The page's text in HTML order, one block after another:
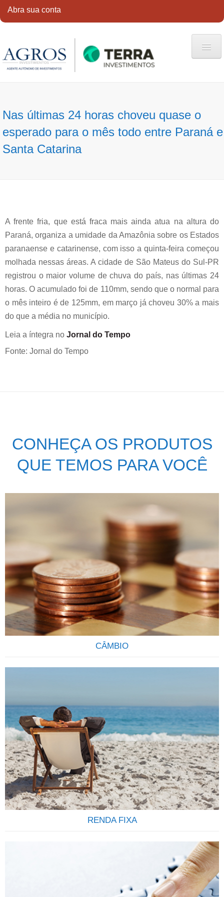
Abra sua conta
Nas últimas 24 horas choveu quase o
esperado para o mês todo entre Paraná e
Santa Catarina
A frente fria, que está fraca mais ainda atua na altura do
Paraná, organiza a umidade da Amazônia sobre os Estados
paranaense e catarinense, com isso a quinta-feira começou
molhada nessas áreas. A cidade de São Mateus do Sul-PR
registrou o maior volume de chuva do país, nas últimas 24
horas. O acumulado foi de 110mm, sendo que o normal para
o mês inteiro é de 125mm, em março já choveu 30% a mais
do que a média no município.
Leia a íntegra no Jornal do Tempo
Fonte: Jornal do Tempo
CONHEÇA OS PRODUTOS
QUE TEMOS PARA VOCÊ
ENVIE E RECEBA ORDENS E PAGAMENTO
INTERNACIONAIS Envio de ordens e recebimentos diversos
do exterior de forma transparente seja por pessoas físicas
ou pessoas jurídicas é um dos serviços que oferecemos a
nossos clientes. Somos uma empresa especializada em
pagamentos internacionais e no recebimento de ordens do
exterior destinadas a correntistas de todos os bancos
Brasileiros….
CÂMBIO
Todo investimento em renda fixa feito pela corretora é
RENDA FIXA